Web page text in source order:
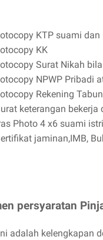
KTP suami dan
KK
Surat Nikah
NPWP Pribadi
Rekening
keterangan bekerja
Photo 4 x6 suami istri
jaminan,IMB,
persyaratan
adalah kelengkapan